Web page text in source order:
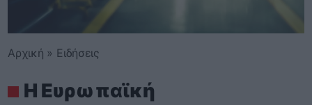
Αρχική » Ειδήσεις
Η Ευρωπαϊκή